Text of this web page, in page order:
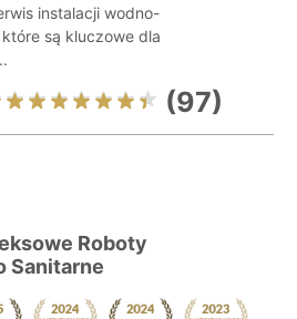
instalacji wodno-
są kluczowe dla
(97)
Roboty
Sanitarne